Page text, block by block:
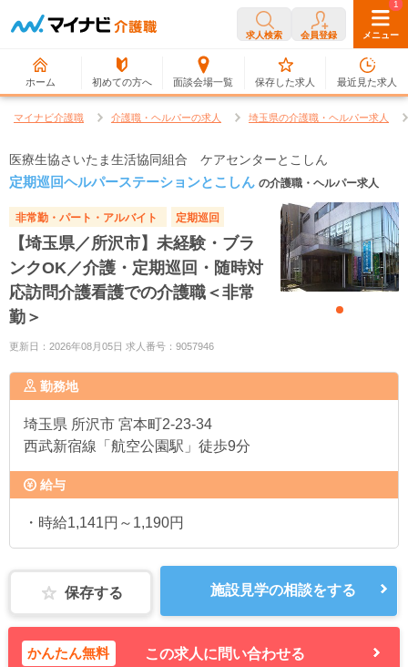
求人検索 会員登録 メニュー
ホーム 初めての方へ 面談会場一覧
0
保存した求人
1
最近見た求人
マイナビ介護職 介護職・ヘルパーの求人 埼玉県の介護職・ヘルパー求人
医療生協さいたま生活協同組合 ケアセンターとこしん
定期巡回ヘルパーステーションとこしん の介護職・ヘルパー求人
非常勤・パート・アルバイト 定期巡回
【埼玉県／所沢市】未経験・ブラ
ンクOK／介護・定期巡回・随時対
応訪問介護看護での介護職＜非常
勤＞
更新日：2026年08月05日 求人番号：9057946
勤務地
埼玉県 所沢市 宮本町2-23-34
西武新宿線「航空公園駅」徒歩9分
給与
・時給1,141円～1,190円
保存する 施設見学の相談をする
かんたん無料 この求人に問い合わせる